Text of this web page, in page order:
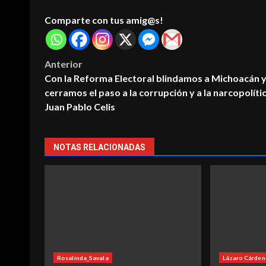
Comparte con tus amig@s!
Post
navigation
Anterior
Con la Reforma Electoral blindamos a Michoacán
cerramos el paso a la corrupción y a la
Juan Pablo Celis
NOTAS RELACIONADAS
Rosalinda_Savala Lázaro
promoción
de Quebec
El tema oficial de la Danza de los
Tlahualiles de Sahuayo cumple